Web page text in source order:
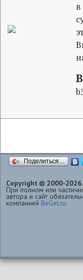
В
Поделиться…
Copyright © 2000-
При полном или
автора и сайт
компанией BeGet.ru.